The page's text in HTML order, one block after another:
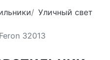
Уличный свет
32013